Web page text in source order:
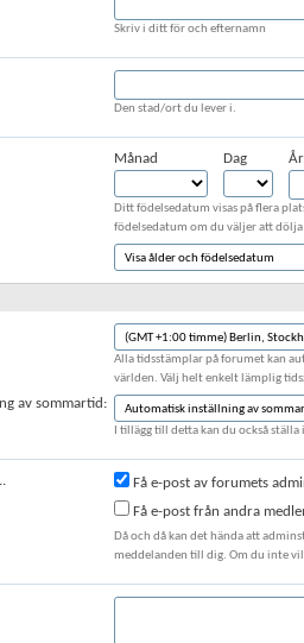
Skriv i ditt för och efternamn
Den stad/ort du lever i.
Månad Dag År
Ditt födelsedatum visas på flera
födelsedatum om du väljer att
Alla tidsstämplar på forumet kan
världen. Välj helt enkelt lämplig
av sommartid:
I tillägg till detta kan du också
Få e-post av forumets
Få e-post från andra
Då och då kan det hända att
meddelanden till dig. Om du inte